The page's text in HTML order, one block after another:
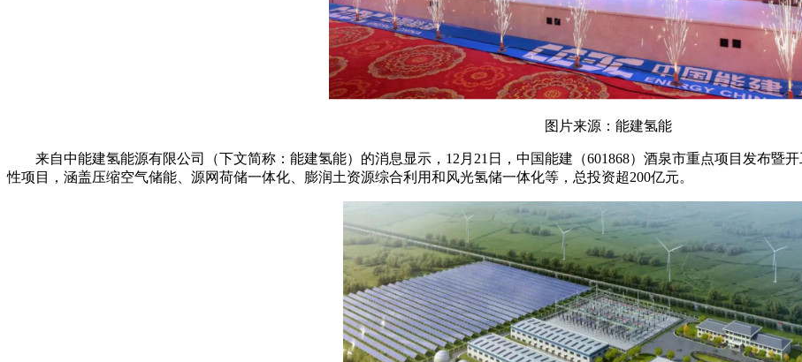
图片来源：能建氢能
来自中能建氢能源有限公司（下文简称：能建氢能）的消息显示，12月21日，中国能建（601868）酒泉市重点项目发布暨
性项目，涵盖压缩空气储能、源网荷储一体化、膨润土资源综合利用和风光氢储一体化等，总投资超200亿元。